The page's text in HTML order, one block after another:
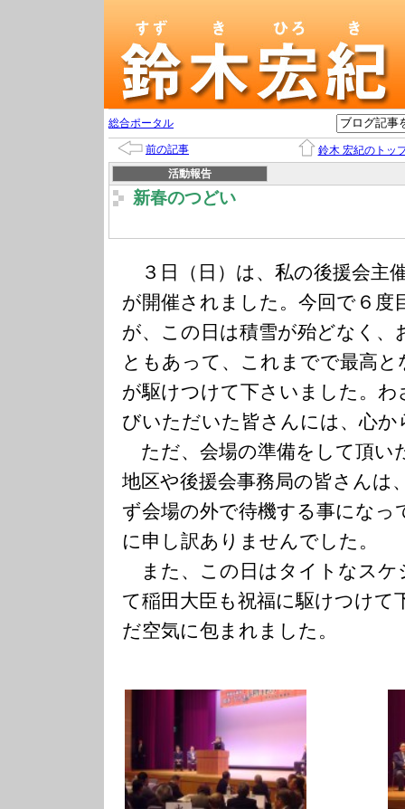
総合ポータル
前の記事
鈴木 宏紀のトッ
活動報告
新春のつどい
３日（日）は、私の後援会主
が開催されました。今回で６度
が、この日は積雪が殆どなく、
ともあって、これまでで最高
が駆けつけて下さいました。
びいただいた皆さんには、心
ただ、会場の準備をして頂い
地区や後援会事務局の皆さんは
ず会場の外で待機する事になっ
に申し訳ありませんでした。
また、この日はタイトなスケ
て稲田大臣も祝福に駆けつけて
だ空気に包まれました。